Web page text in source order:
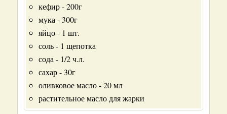
кефир - 200г
мука - 300г
яйцо - 1 шт.
соль - 1 щепотка
сода - 1/2 ч.л.
сахар - 30г
оливковое масло - 20 мл
растительное масло для жарки